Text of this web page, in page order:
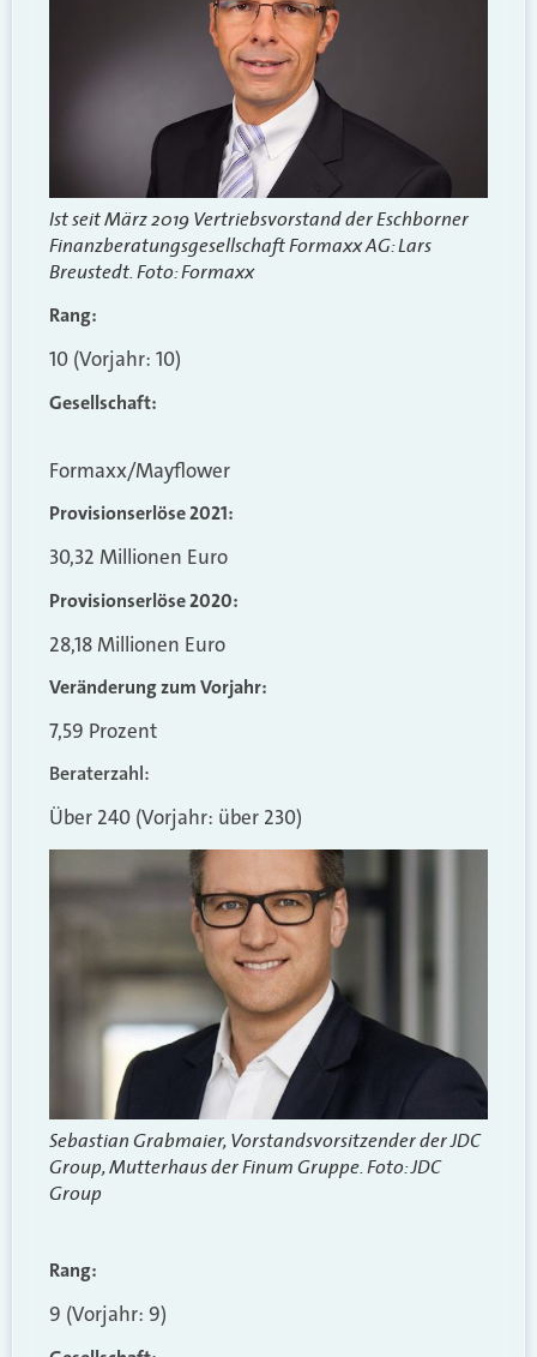
Ist seit März 2019 Vertriebsvorstand der Eschborner
Finanzberatungsgesellschaft Formaxx AG: Lars
Breustedt. Foto: Formaxx
Rang:
10 (Vorjahr: 10)
Gesellschaft:
Formaxx/Mayflower
Provisionserlöse 2021:
30,32 Millionen Euro
Provisionserlöse 2020:
28,18 Millionen Euro
Veränderung zum Vorjahr:
7,59 Prozent
Beraterzahl:
Über 240 (Vorjahr: über 230)
Sebastian Grabmaier, Vorstandsvorsitzender der JDC
Group, Mutterhaus der Finum Gruppe. Foto: JDC
Group
Rang:
9 (Vorjahr: 9)